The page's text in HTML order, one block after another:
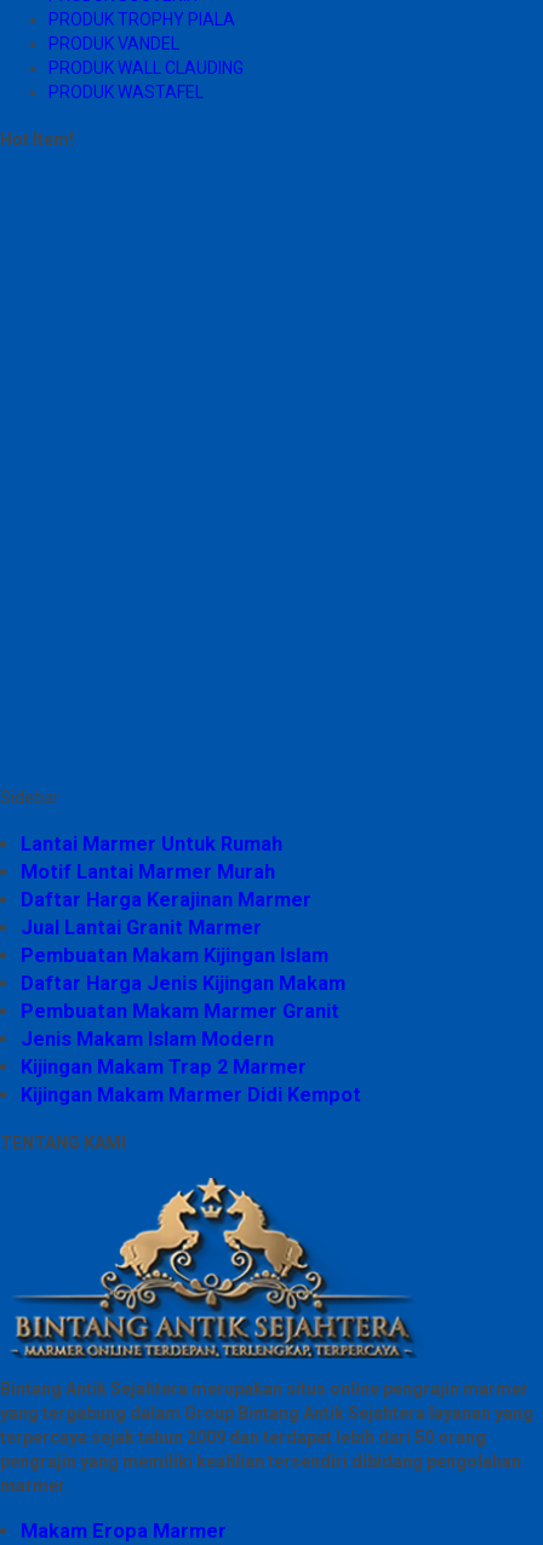
PRODUK TROPHY PIALA
PRODUK VANDEL
PRODUK WALL CLAUDING
PRODUK WASTAFEL
Hot Item!
Sidebar
Lantai Marmer Untuk Rumah
Motif Lantai Marmer Murah
Daftar Harga Kerajinan Marmer
Jual Lantai Granit Marmer
Pembuatan Makam Kijingan Islam
Daftar Harga Jenis Kijingan Makam
Pembuatan Makam Marmer Granit
Jenis Makam Islam Modern
Kijingan Makam Trap 2 Marmer
Kijingan Makam Marmer Didi Kempot
TENTANG KAMI
Bintang Antik Sejahtera merupakan situs online pengrajin marmer
yang tergabung dalam Group Bintang Antik Sejahtera layanan yang
terpercaya sejak tahun 2009 dan terdapat lebih dari 50 orang
pengrajin yang memiliki keahlian tersendiri dibidang pengolahan
marmer.
Makam Eropa Marmer